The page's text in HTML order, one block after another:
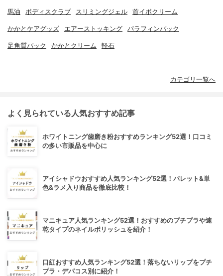
馬油 ボディスクラブ スリミングジェル 首イボクリーム
かかとケアグッズ エアーストッキング パラフィンパック
足角質パック かかとクリーム 軽石
カテゴリ一覧へ
よく見られている人気おすすめ記事
ホワイトニング歯磨き粉おすすめランキング52選！口コミ
の多い市販品を中心に
アイシャドウおすすめ人気ランキング52選！パレット&単
色&ラメ入り商品を徹底比較！
マニキュア人気ランキング52選！おすすめのプチプラや速
乾タイプのネイルポリッシュを紹介！
口紅おすすめ人気ランキング52選！落ちないリップをプチ
プラ・デパコス別に紹介！